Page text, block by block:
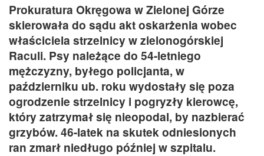
Prokuratura Okręgowa w Zielonej Górze
skierowała do sądu akt oskarżenia wobec
właściciela strzelnicy w zielonogórskiej
Raculi. Psy należące do 54-letniego
mężczyzny, byłego policjanta, w
październiku ub. roku wydostały się poza
ogrodzenie strzelnicy i pogryzły kierowcę,
który zatrzymał się nieopodal, by nazbierać
grzybów. 46-latek na skutek odniesionych
ran zmarł niedługo później w szpitalu.